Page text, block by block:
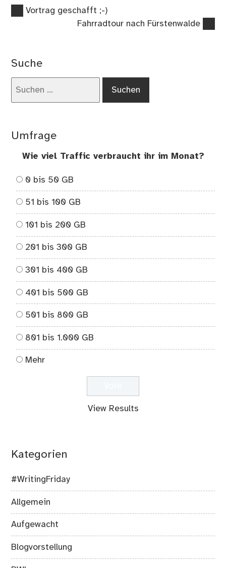
Beitragsnavigation
Vorheriger
Vortrag geschafft ;-)
Nächster
Fahrradtour nach Fürstenwalde
Suche
Umfrage
Wie viel Traffic verbraucht ihr im Monat?
0 bis 50 GB
51 bis 100 GB
101 bis 200 GB
201 bis 300 GB
301 bis 400 GB
401 bis 500 GB
501 bis 800 GB
801 bis 1.000 GB
Mehr
View Results
Kategorien
#WritingFriday
Allgemein
Aufgewacht
Blogvorstellung